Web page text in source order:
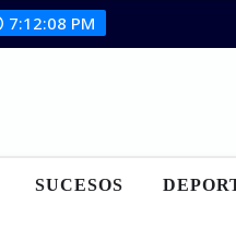
7:12:09 PM
SUCESOS